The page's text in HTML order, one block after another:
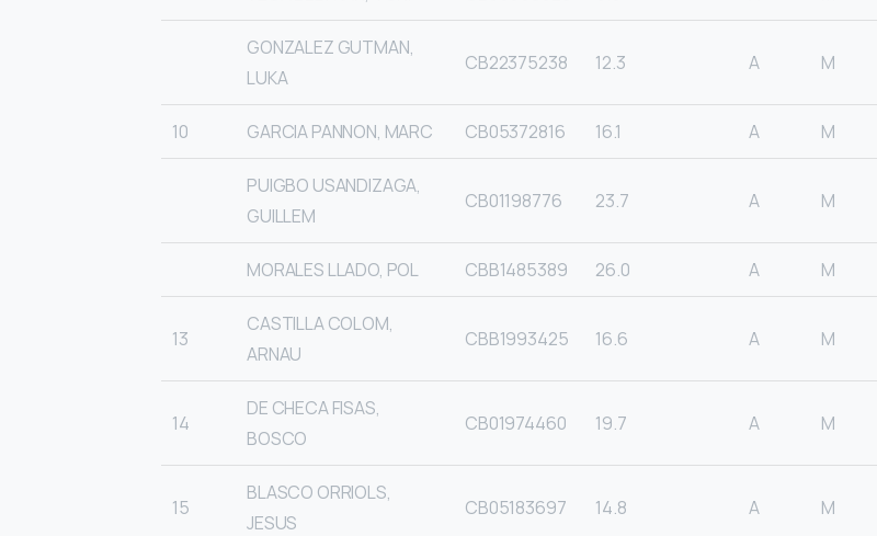
GONZALEZ GUTMAN,
LUKA
CB22375238 12.3 A M
10 GARCIA PANNON, MARC CB05372816 16.1 A M
PUIGBO USANDIZAGA,
GUILLEM
CB01198776 23.7 A M
MORALES LLADO, POL CBB1485389 26.0 A M
13
CASTILLA COLOM,
ARNAU
CBB1993425 16.6 A M
14
DE CHECA FISAS,
BOSCO
CB01974460 19.7 A M
15
BLASCO ORRIOLS,
JESUS
CB05183697 14.8 A M